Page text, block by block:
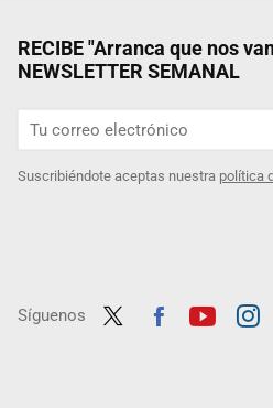
RECIBE "Arranca que nos
NEWSLETTER SEMANAL
Suscribiéndote aceptas nuestra política
Síguenos